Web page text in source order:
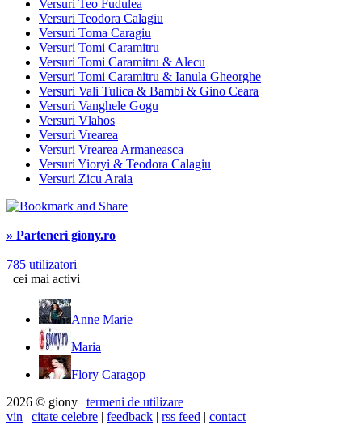
Versuri Teo Fudulea
Versuri Teodora Calagiu
Versuri Toma Caragiu
Versuri Tomi Caramitru
Versuri Tomi Caramitru & Alecu
Versuri Tomi Caramitru & Ianula Gheorghe
Versuri Vali Tulica & Bambi & Gino Ceara
Versuri Vanghele Gogu
Versuri Vlahos
Versuri Vrearea
Versuri Vrearea Armaneasca
Versuri Yioryi & Teodora Calagiu
Versuri Zicu Araia
» Parteneri giony.ro
785 utilizatori
cei mai activi
Anne Marie
Maria
Flory Caragop
2026 © giony | termeni de utilizare
vin | citate celebre | feedback | rss feed | contact